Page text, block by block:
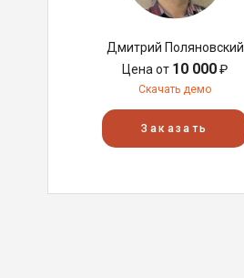
Дмитрий Поляновский
Цена от 10 000₽
Скачать демо
Заказать